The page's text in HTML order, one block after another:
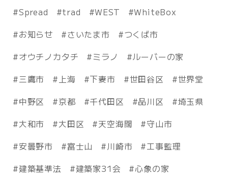
Spread
trad WEST
WhiteBox
お知らせ
さいたま市
つくば市
オウチノカタチ
ミラノ
ルーバーの家
三鷹市
上海 下妻市 世田谷区
世界堂
中野区
京都 千代田区 品川区
埼玉県
大和市
大田区 天空海闊
守山市
安曇野市
富士山 川崎市
工事監理
建築基準法
建築家31会
心象の家